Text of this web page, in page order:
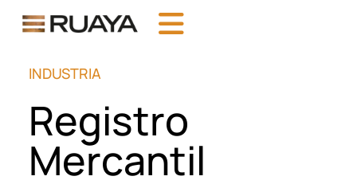
INDUSTRIA
Registro
Mercantil